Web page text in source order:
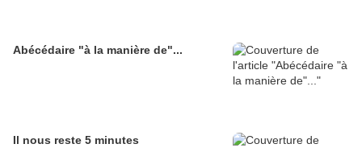
Abécédaire "à la manière de"...
Il nous reste 5 minutes